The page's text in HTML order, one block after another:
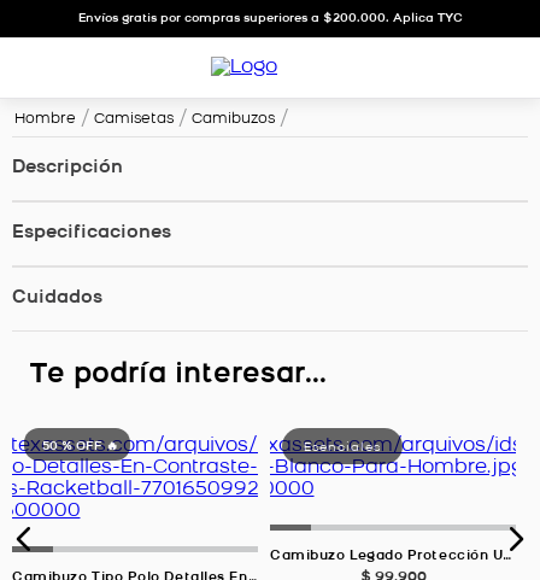
Envíos gratis por compras superiores a $200.000. Aplica TYC
Hombre Camisetas Camibuzos
Descripción
Especificaciones
Cuidados
Te podría interesar...
50 % OFF 🔥
Camibuzo Legado Protección Uv, Color Blanco Para Hombre